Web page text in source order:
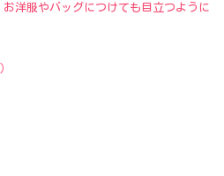
洋服やバッグにつけても目立つように